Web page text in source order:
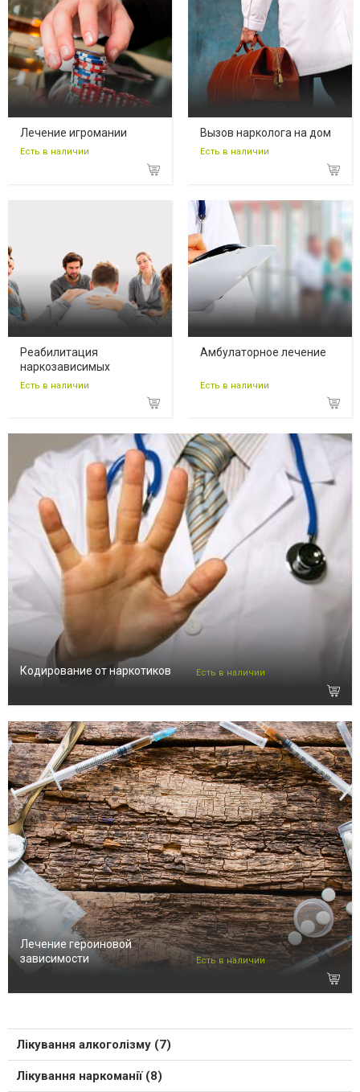
Лечение игромании
Есть в наличии
Вызов нарколога на дом
Есть в наличии
Реабилитация
наркозависимых
Есть в наличии
Амбулаторное лечение
Есть в наличии
Кодирование от наркотиков Есть в наличии
Лечение героиновой
зависимости
Есть в наличии
Лікування алкоголізму (7)
Лікування наркоманії (8)